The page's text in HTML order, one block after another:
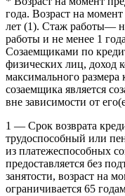
года. Возраст на
лет (1). Стаж работы—
работы и не менее 1
Созаемщиками по
физических лиц, доход
максимального размера
созаемщика является
вне зависимости от
1 — Срок возврата
трудоспособный или
из платежеспособных
предоставляется без
занятости, возраст на
ограничивается 65